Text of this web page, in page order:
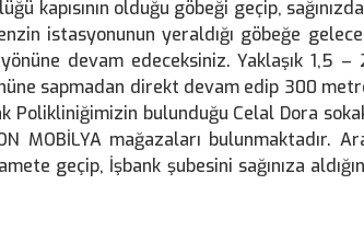
kapısının olduğu göbeği geçip,
istasyonunun yeraldığı göbeğe
devam edeceksiniz. Yaklaşık 1,5
sapmadan direkt devam edip 300
Polikliniğimizin bulunduğu Celal Dora
MOBİLYA mağazaları bulunmaktadır.
geçip, İşbank şubesini sağınıza